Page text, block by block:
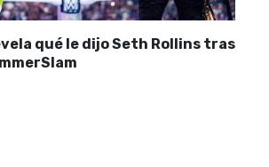
qué le dijo Seth Rollins tras